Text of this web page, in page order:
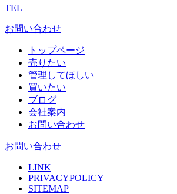
TEL
お問い合わせ
トップページ
売りたい
管理してほしい
買いたい
ブログ
会社案内
お問い合わせ
お問い合わせ
LINK
PRIVACYPOLICY
SITEMAP